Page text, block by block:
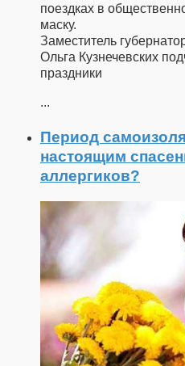
поездках в
маску.
Заместитель
Ольга Кузнечевских
праздники
...
Период
настоящим
аллергиков?